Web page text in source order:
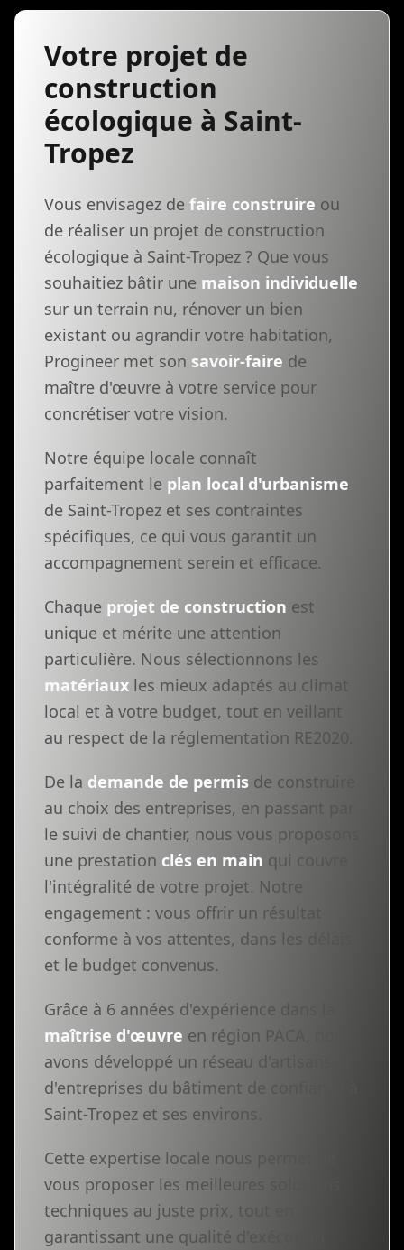
Votre projet de
construction
écologique à Saint-
Tropez
Vous envisagez de faire construire ou
de réaliser un projet de construction
écologique à Saint-Tropez ? Que vous
souhaitiez bâtir une maison individuelle
sur un terrain nu, rénover un bien
existant ou agrandir votre habitation,
Progineer met son savoir-faire de
maître d'œuvre à votre service pour
concrétiser votre vision.
Notre équipe locale connaît
parfaitement le plan local d'urbanisme
de Saint-Tropez et ses contraintes
spécifiques, ce qui vous garantit un
accompagnement serein et efficace.
Chaque projet de construction est
unique et mérite une attention
particulière. Nous sélectionnons les
matériaux les mieux adaptés au climat
local et à votre budget, tout en veillant
au respect de la réglementation RE2020.
De la demande de permis de construire
au choix des entreprises, en passant par
le suivi de chantier, nous vous proposons
une prestation clés en main qui couvre
l'intégralité de votre projet. Notre
engagement : vous offrir un résultat
conforme à vos attentes, dans les délais
et le budget convenus.
Grâce à 6 années d'expérience dans la
maîtrise d'œuvre en région PACA, nous
avons développé un réseau d'artisans et
d'entreprises du bâtiment de confiance à
Saint-Tropez et ses environs.
Cette expertise locale nous permet de
vous proposer les meilleures solutions
techniques au juste prix, tout en
garantissant une qualité d'exécution